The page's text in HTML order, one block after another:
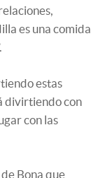
es una comida
estas
divirtiendo con
con las
Bona que